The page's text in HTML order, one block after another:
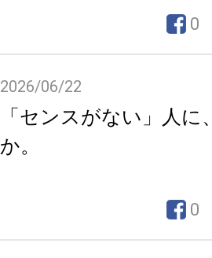
0
2026/06/22
「センスがない」人
か。
0